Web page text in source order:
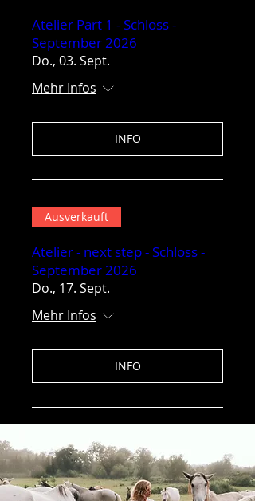
Atelier Part 1 - Schloss -
September 2026
Do., 03. Sept.
Mehr Infos
INFO
Ausverkauft
Atelier - next step - Schloss -
September 2026
Do., 17. Sept.
Mehr Infos
INFO